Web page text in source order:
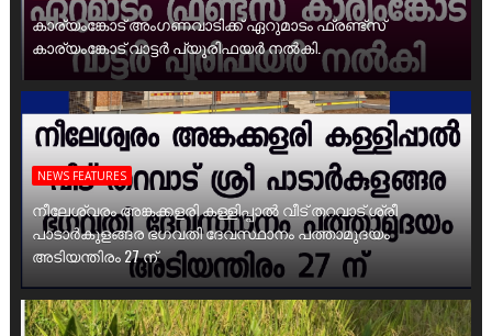
കാര്യംങ്കോട് അംഗണവാടിക്ക് ഏറുമാടം ഫ്രണ്ട്സ്
കാര്യംങ്കോട് വാട്ടർ പ്യൂരിഫയർ നൽകി.
NEWS FEATURES
നീലേശ്വരം അങ്കക്കളരി കള്ളിപ്പാൽ വീട് തറവാട് ശ്രീ
പാടാർകുളങ്ങര ഭഗവതി ദേവസ്ഥാനം പത്താമുദയം
അടിയന്തിരം 27 ന്